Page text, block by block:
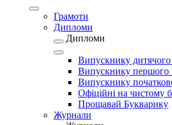
Грамоти
Дипломи
Дипломи
Випускнику дитячого
Випускнику першого
Випускнику
Офіційні на чистому
Прощавай Букварику
Журнали